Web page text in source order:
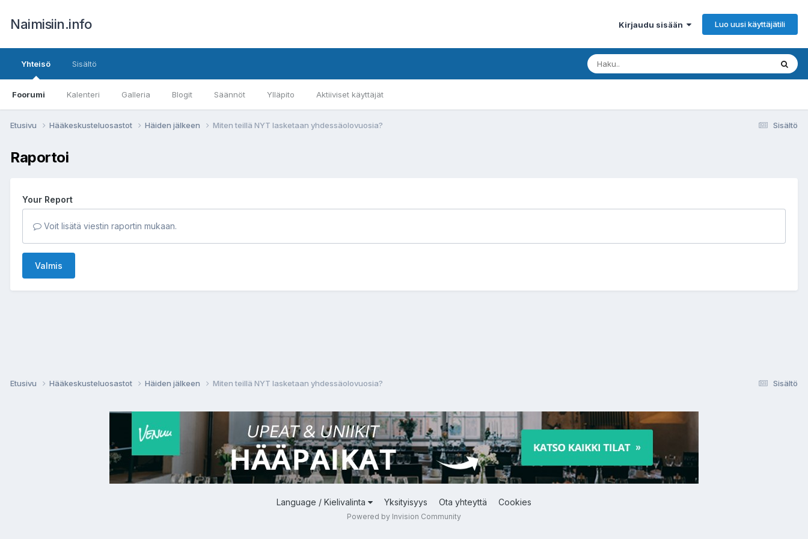
Naimisiin.info Kirjaudu sisään Luo uusi käyttäjätili
Yhteisö
Foorumi Kalenteri Galleria Blogit Säännöt Ylläpito Aktiiviset käyttäjät
Sisältö
Sisältö
Etusivu Hääkeskusteluosastot Häiden jälkeen Miten teillä NYT lasketaan yhdessäolovuosia?
Raportoi
Your Report
Voit lisätä viestin raportin mukaan.
Valmis
Sisältö
Etusivu Hääkeskusteluosastot Häiden jälkeen Miten teillä NYT lasketaan yhdessäolovuosia?
Language / Kielivalinta Yksityisyys Ota yhteyttä Cookies
Powered by Invision Community